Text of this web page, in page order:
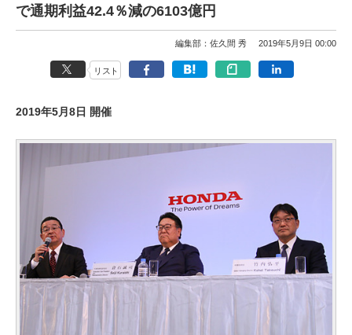
で通期利益42.4％減の6103億円
編集部：佐久間 秀 2019年5月9日 00:00
リスト
2019年5月8日 開催